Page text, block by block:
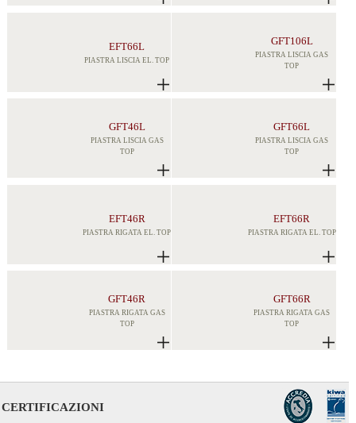
EFT66L
PIASTRA LISCIA EL. TOP
GFT106L
PIASTRA LISCIA GAS
TOP
GFT46L
PIASTRA LISCIA GAS
TOP
GFT66L
PIASTRA LISCIA GAS
TOP
EFT46R
PIASTRA RIGATA EL. TOP
EFT66R
PIASTRA RIGATA EL. TOP
GFT46R
PIASTRA RIGATA GAS
TOP
GFT66R
PIASTRA RIGATA GAS
TOP
CERTIFICAZIONI